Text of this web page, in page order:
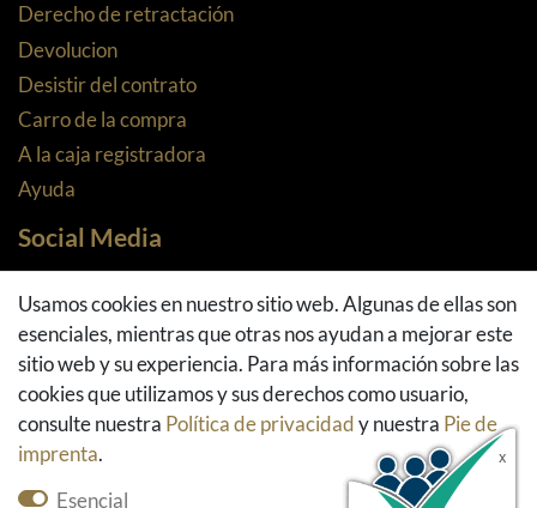
Derecho de retractación
Devolucion
Desistir del contrato
Carro de la compra
A la caja registradora
Ayuda
Social Media
Instagram
Pinterest
Youtube
Houzz
Usamos cookies en nuestro sitio web. Algunas de ellas son
esenciales, mientras que otras nos ayudan a mejorar este
sitio web y su experiencia. Para más información sobre las
cookies que utilizamos y sus derechos como usuario,
consulte nuestra Política de privacidady nuestra Pie de
imprenta.
Esencial